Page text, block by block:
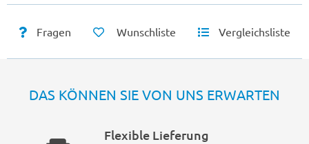
Fragen Wunschliste Vergleichsliste
DAS KÖNNEN SIE VON UNS ERWARTEN
Flexible Lieferung